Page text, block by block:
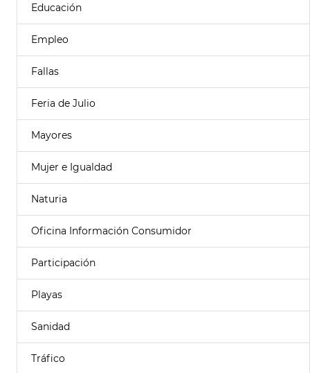
Educación
Empleo
Fallas
Feria de Julio
Mayores
Mujer e Igualdad
Naturia
Oficina Información Consumidor
Participación
Playas
Sanidad
Tráfico